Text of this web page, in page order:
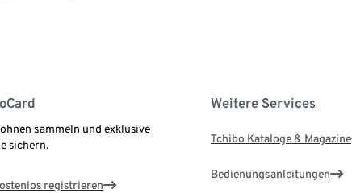
sammeln und exklusive
sichern.
registrieren
Weitere Services
Tchibo Kataloge & Magazine
Bedienungsanleitungen